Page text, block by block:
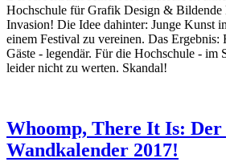
Hochschule für Grafik Design & Bildende
Invasion! Die Idee dahinter: Junge Kunst
einem Festival zu vereinen. Das Ergebnis:
Gäste - legendär. Für die Hochschule - im
leider nicht zu werten. Skandal!
Whoomp, There It Is:
Wandkalender 2017!